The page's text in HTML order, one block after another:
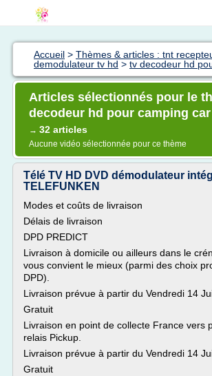
Accueil > Thèmes & articles : tnt
demodulateur tv hd > tv decodeur hd
Articles sélectionnés pour le
decodeur hd pour camping car
→ 32 articles
Aucune vidéo sélectionnée pour ce thème
Télé TV HD DVD démodulateur
TELEFUNKEN
Modes et coûts de livraison
Délais de livraison
DPD PREDICT
Livraison à domicile ou ailleurs dans le
vous convient le mieux (parmi des choix
DPD).
Livraison prévue à partir du Vendredi 14
Gratuit
Livraison en point de collecte France vers
relais Pickup.
Livraison prévue à partir du Vendredi 14
Gratuit